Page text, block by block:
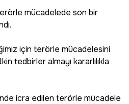
mücadelede son bir
için terörle mücadelesini
tedbirler almayı kararlılıkla
icra edilen terörle mücadele